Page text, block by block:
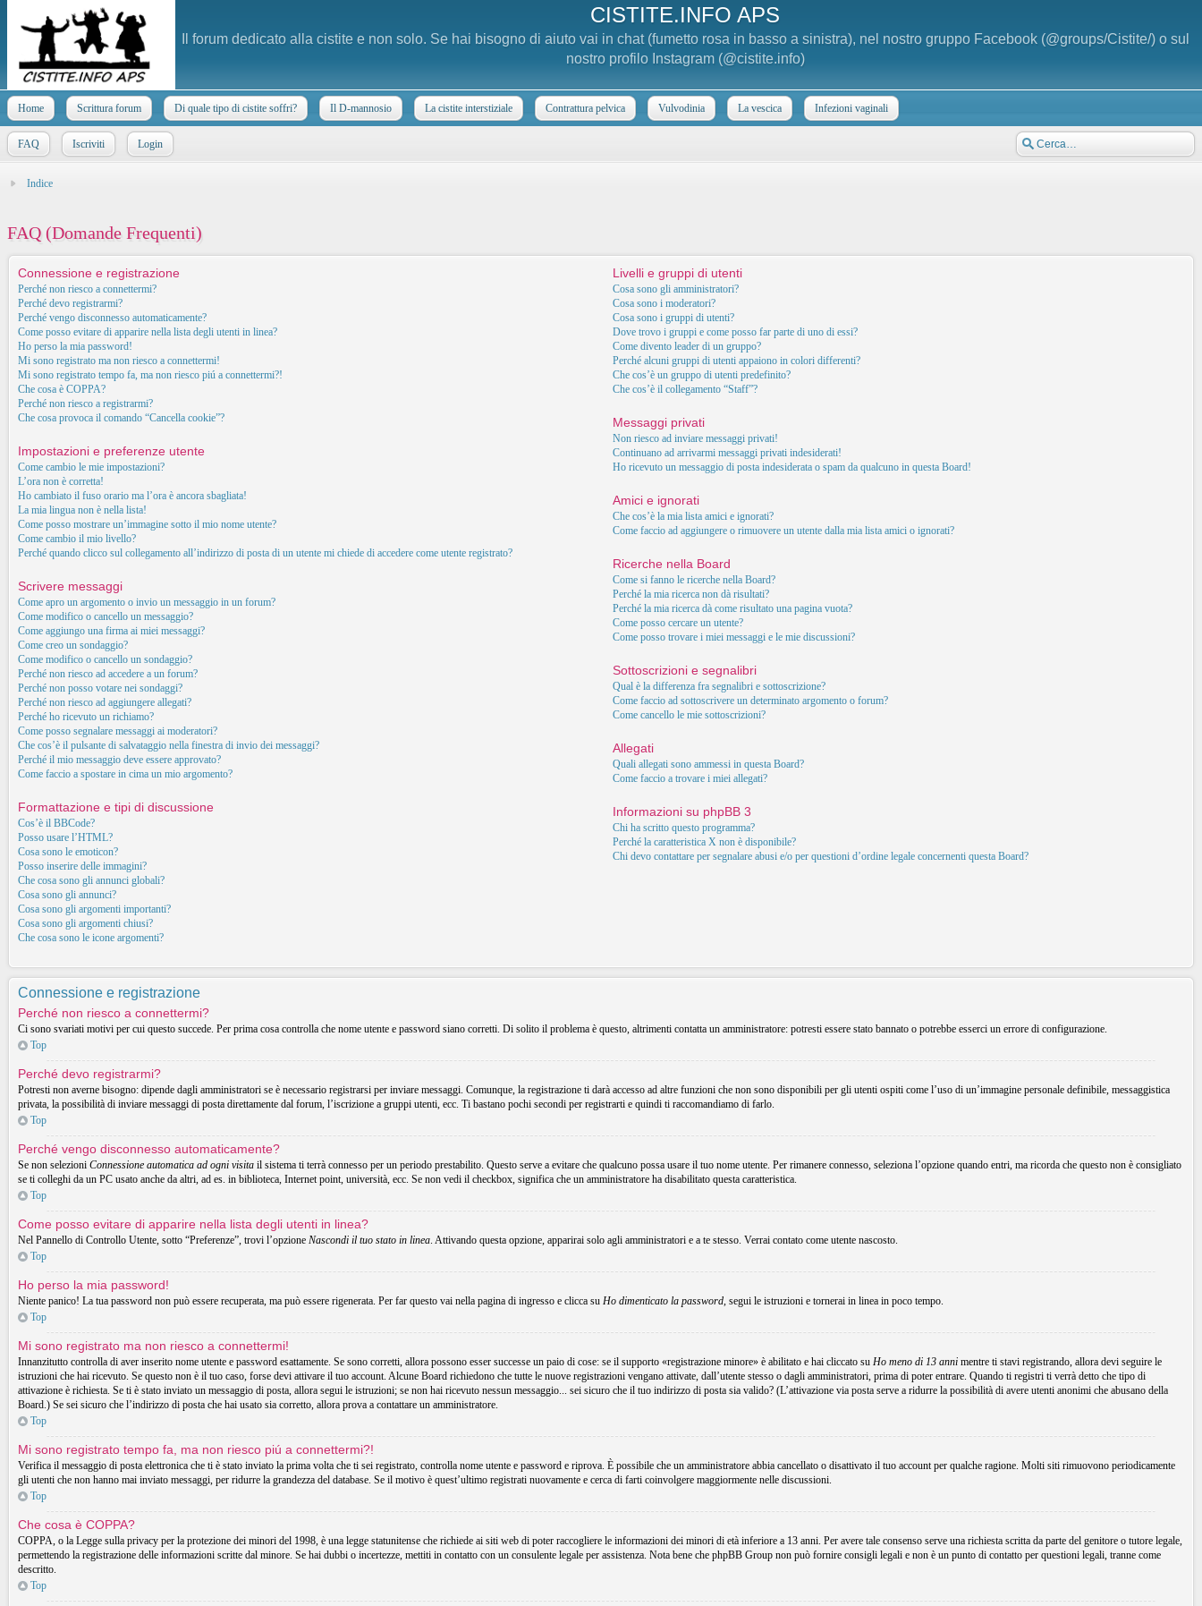
CISTITE.INFO APS
Il forum dedicato alla cistite e non solo. Se hai bisogno di aiuto vai in chat (fumetto rosa in basso a sinistra), nel nostro gruppo Facebook (@groups/Cistite/) o sul
nostro profilo Instagram (@cistite.info)
Home Scrittura forum Di quale tipo di cistite soffri? Il D-mannosio La cistite interstiziale Contrattura pelvica Vulvodinia La vescica Infezioni vaginali
FAQ Iscriviti Login
Indice
FAQ (Domande Frequenti)
Connessione e registrazione
Perché non riesco a connettermi?
Perché devo registrarmi?
Perché vengo disconnesso automaticamente?
Come posso evitare di apparire nella lista degli utenti in linea?
Ho perso la mia password!
Mi sono registrato ma non riesco a connettermi!
Mi sono registrato tempo fa, ma non riesco piú a connettermi?!
Che cosa è COPPA?
Perché non riesco a registrarmi?
Che cosa provoca il comando “Cancella cookie”?
Impostazioni e preferenze utente
Come cambio le mie impostazioni?
L’ora non è corretta!
Ho cambiato il fuso orario ma l’ora è ancora sbagliata!
La mia lingua non è nella lista!
Come posso mostrare un’immagine sotto il mio nome utente?
Come cambio il mio livello?
Perché quando clicco sul collegamento all’indirizzo di posta di un utente mi chiede di accedere come utente registrato?
Scrivere messaggi
Come apro un argomento o invio un messaggio in un forum?
Come modifico o cancello un messaggio?
Come aggiungo una firma ai miei messaggi?
Come creo un sondaggio?
Come modifico o cancello un sondaggio?
Perché non riesco ad accedere a un forum?
Perché non posso votare nei sondaggi?
Perché non riesco ad aggiungere allegati?
Perché ho ricevuto un richiamo?
Come posso segnalare messaggi ai moderatori?
Che cos’è il pulsante di salvataggio nella finestra di invio dei messaggi?
Perché il mio messaggio deve essere approvato?
Come faccio a spostare in cima un mio argomento?
Formattazione e tipi di discussione
Cos’è il BBCode?
Posso usare l’HTML?
Cosa sono le emoticon?
Posso inserire delle immagini?
Che cosa sono gli annunci globali?
Cosa sono gli annunci?
Cosa sono gli argomenti importanti?
Cosa sono gli argomenti chiusi?
Che cosa sono le icone argomenti?
Livelli e gruppi di utenti
Cosa sono gli amministratori?
Cosa sono i moderatori?
Cosa sono i gruppi di utenti?
Dove trovo i gruppi e come posso far parte di uno di essi?
Come divento leader di un gruppo?
Perché alcuni gruppi di utenti appaiono in colori differenti?
Che cos’è un gruppo di utenti predefinito?
Che cos’è il collegamento “Staff”?
Messaggi privati
Non riesco ad inviare messaggi privati!
Continuano ad arrivarmi messaggi privati indesiderati!
Ho ricevuto un messaggio di posta indesiderata o spam da qualcuno in questa Board!
Amici e ignorati
Che cos’è la mia lista amici e ignorati?
Come faccio ad aggiungere o rimuovere un utente dalla mia lista amici o ignorati?
Ricerche nella Board
Come si fanno le ricerche nella Board?
Perché la mia ricerca non dà risultati?
Perché la mia ricerca dà come risultato una pagina vuota?
Come posso cercare un utente?
Come posso trovare i miei messaggi e le mie discussioni?
Sottoscrizioni e segnalibri
Qual è la differenza fra segnalibri e sottoscrizione?
Come faccio ad sottoscrivere un determinato argomento o forum?
Come cancello le mie sottoscrizioni?
Allegati
Quali allegati sono ammessi in questa Board?
Come faccio a trovare i miei allegati?
Informazioni su phpBB 3
Chi ha scritto questo programma?
Perché la caratteristica X non è disponibile?
Chi devo contattare per segnalare abusi e/o per questioni d’ordine legale concernenti questa Board?
Connessione e registrazione
Perché non riesco a connettermi?
Ci sono svariati motivi per cui questo succede. Per prima cosa controlla che nome utente e password siano corretti. Di solito il problema è questo, altrimenti contatta un amministratore: potresti essere stato bannato o potrebbe esserci un errore di configurazione.
Top
Perché devo registrarmi?
Potresti non averne bisogno: dipende dagli amministratori se è necessario registrarsi per inviare messaggi. Comunque, la registrazione ti darà accesso ad altre funzioni che non sono disponibili per gli utenti ospiti come l’uso di un’immagine personale definibile, messaggistica
privata, la possibilità di inviare messaggi di posta direttamente dal forum, l’iscrizione a gruppi utenti, ecc. Ti bastano pochi secondi per registrarti e quindi ti raccomandiamo di farlo.
Top
Perché vengo disconnesso automaticamente?
Se non selezioni Connessione automatica ad ogni visita il sistema ti terrà connesso per un periodo prestabilito. Questo serve a evitare che qualcuno possa usare il tuo nome utente. Per rimanere connesso, seleziona l’opzione quando entri, ma ricorda che questo non è consigliato
se ti colleghi da un PC usato anche da altri, ad es. in biblioteca, Internet point, università, ecc. Se non vedi il checkbox, significa che un amministratore ha disabilitato questa caratteristica.
Top
Come posso evitare di apparire nella lista degli utenti in linea?
Nel Pannello di Controllo Utente, sotto “Preferenze”, trovi l’opzione Nascondi il tuo stato in linea. Attivando questa opzione, apparirai solo agli amministratori e a te stesso. Verrai contato come utente nascosto.
Top
Ho perso la mia password!
Niente panico! La tua password non può essere recuperata, ma può essere rigenerata. Per far questo vai nella pagina di ingresso e clicca su Ho dimenticato la password, segui le istruzioni e tornerai in linea in poco tempo.
Top
Mi sono registrato ma non riesco a connettermi!
Innanzitutto controlla di aver inserito nome utente e password esattamente. Se sono corretti, allora possono esser successe un paio di cose: se il supporto «registrazione minore» è abilitato e hai cliccato su Ho meno di 13 anni mentre ti stavi registrando, allora devi seguire le
istruzioni che hai ricevuto. Se questo non è il tuo caso, forse devi attivare il tuo account. Alcune Board richiedono che tutte le nuove registrazioni vengano attivate, dall’utente stesso o dagli amministratori, prima di poter entrare. Quando ti registri ti verrà detto che tipo di
attivazione è richiesta. Se ti è stato inviato un messaggio di posta, allora segui le istruzioni; se non hai ricevuto nessun messaggio... sei sicuro che il tuo indirizzo di posta sia valido? (L’attivazione via posta serve a ridurre la possibilità di avere utenti anonimi che abusano della
Board.) Se sei sicuro che l’indirizzo di posta che hai usato sia corretto, allora prova a contattare un amministratore.
Top
Mi sono registrato tempo fa, ma non riesco piú a connettermi?!
Verifica il messaggio di posta elettronica che ti è stato inviato la prima volta che ti sei registrato, controlla nome utente e password e riprova. È possibile che un amministratore abbia cancellato o disattivato il tuo account per qualche ragione. Molti siti rimuovono periodicamente
gli utenti che non hanno mai inviato messaggi, per ridurre la grandezza del database. Se il motivo è quest’ultimo registrati nuovamente e cerca di farti coinvolgere maggiormente nelle discussioni.
Top
Che cosa è COPPA?
COPPA, o la Legge sulla privacy per la protezione dei minori del 1998, è una legge statunitense che richiede ai siti web di poter raccogliere le informazioni dei minori di età inferiore a 13 anni. Per avere tale consenso serve una richiesta scritta da parte del genitore o tutore legale,
permettendo la registrazione delle informazioni scritte dal minore. Se hai dubbi o incertezze, mettiti in contatto con un consulente legale per assistenza. Nota bene che phpBB Group non può fornire consigli legali e non è un punto di contatto per questioni legali, tranne come
descritto.
Top